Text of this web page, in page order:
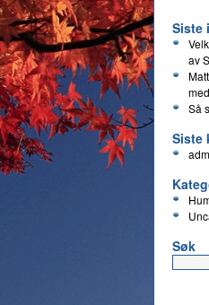
Siste
av
Så
Siste
Søk